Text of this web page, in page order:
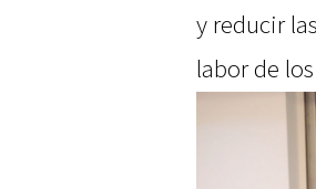
y reducir
labor de